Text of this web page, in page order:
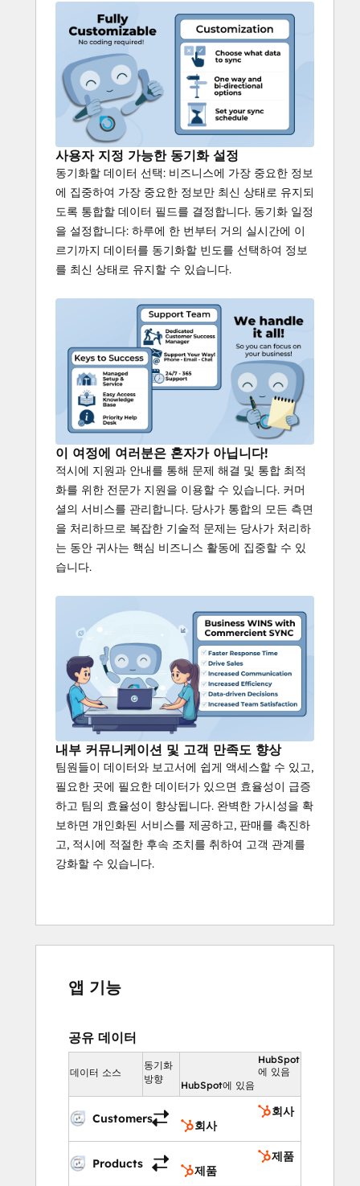
사용자 지정 가능한 동기화 설정
동기화할 데이터 선택: 비즈니스에 가장 중요한 정보
에 집중하여 가장 중요한 정보만 최신 상태로 유지되
도록 통합할 데이터 필드를 결정합니다. 동기화 일정
을 설정합니다: 하루에 한 번부터 거의 실시간에 이
르기까지 데이터를 동기화할 빈도를 선택하여 정보
를 최신 상태로 유지할 수 있습니다.
이 여정에 여러분은 혼자가 아닙니다!
적시에 지원과 안내를 통해 문제 해결 및 통합 최적
화를 위한 전문가 지원을 이용할 수 있습니다. 커머
셜의 서비스를 관리합니다. 당사가 통합의 모든 측면
을 처리하므로 복잡한 기술적 문제는 당사가 처리하
는 동안 귀사는 핵심 비즈니스 활동에 집중할 수 있
습니다.
내부 커뮤니케이션 및 고객 만족도 향상
팀원들이 데이터와 보고서에 쉽게 액세스할 수 있고,
필요한 곳에 필요한 데이터가 있으면 효율성이 급증
하고 팀의 효율성이 향상됩니다. 완벽한 가시성을 확
보하면 개인화된 서비스를 제공하고, 판매를 촉진하
고, 적시에 적절한 후속 조치를 취하여 고객 관계를
강화할 수 있습니다.
앱 기능
공유 데이터
데이터 소스
동기화
방향
HubSpot
에 있음
HubSpot에 있음
Customers
회사
회사
Products
제품
제품